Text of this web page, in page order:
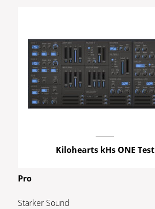
Kilohearts kHs ONE Test
Pro
Starker Sound